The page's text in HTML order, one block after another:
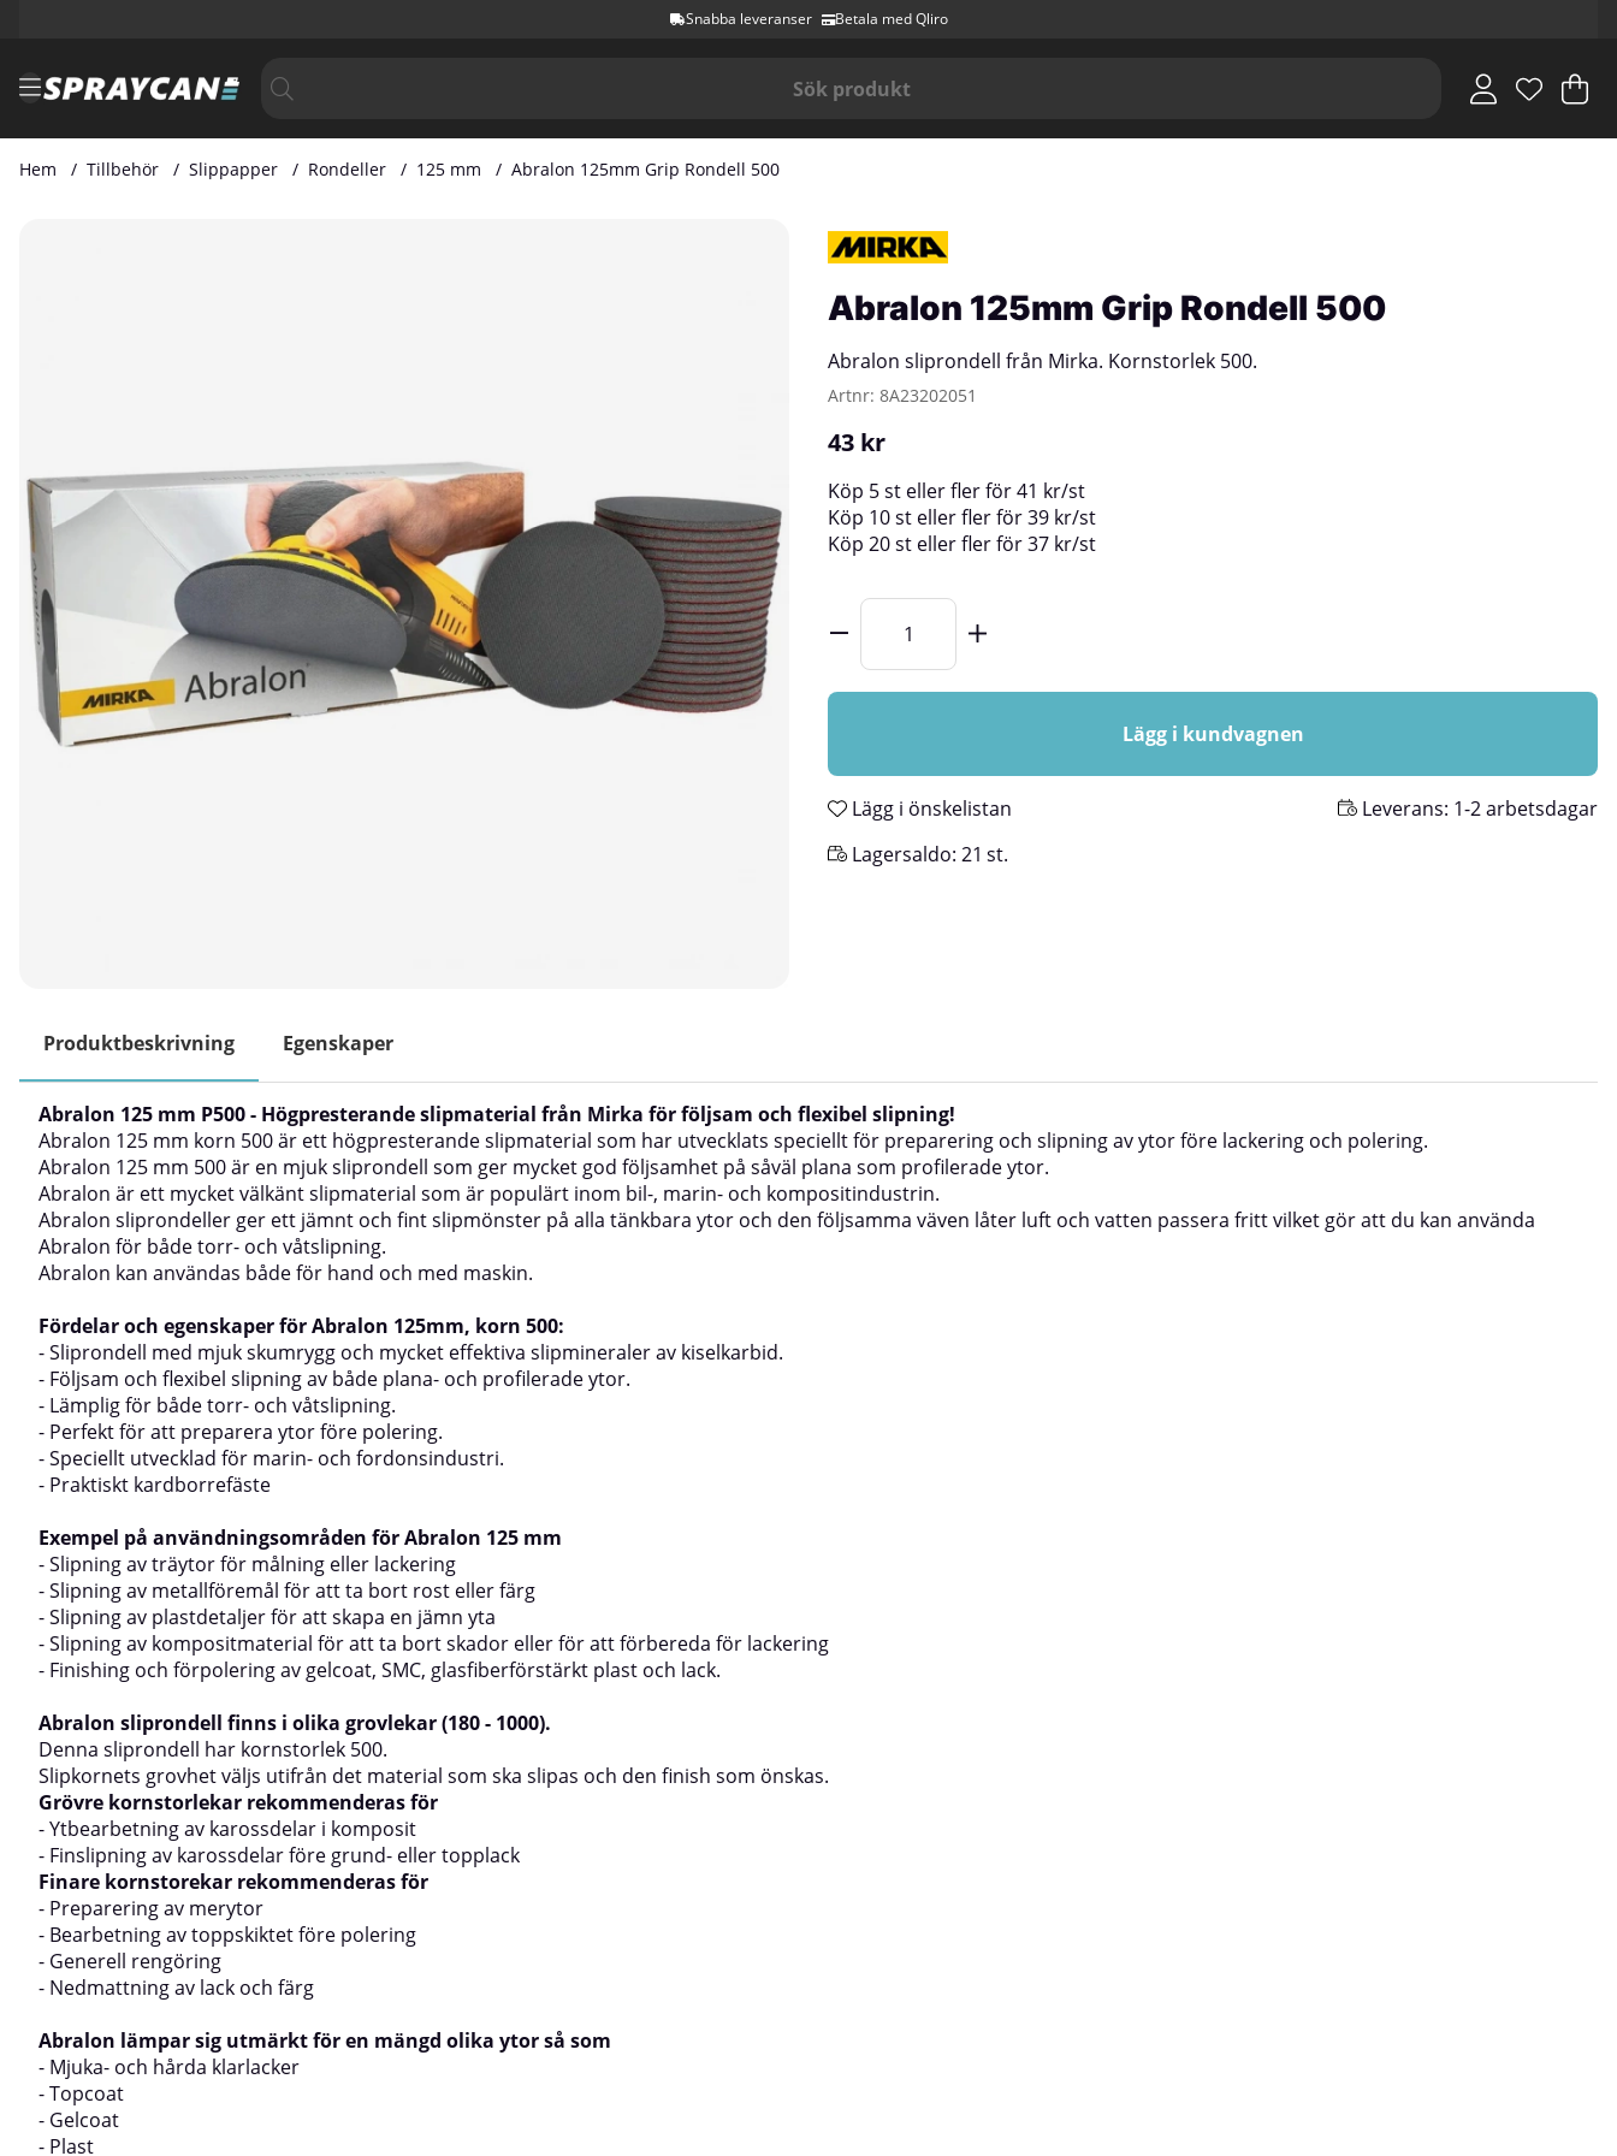
Snabba leveranser Betala med Qliro
.
Hem Tillbehör Slippapper Rondeller 125 mm Abralon 125mm Grip Rondell 500
Abralon 125mm Grip Rondell 500
Abralon sliprondell från Mirka. Kornstorlek 500.
Artnr: 8A23202051
43 kr
Köp 5 st eller fler för41 kr/st
Köp 10 st eller fler för39 kr/st
Köp 20 st eller fler för37 kr/st
Lägg i kundvagnen
Lägg i önskelistan Leverans: 1-2 arbetsdagar
Lagersaldo: 21 st.
Produktbeskrivning Egenskaper
Abralon 125 mm P500 - Högpresterande slipmaterial från Mirka för följsam och flexibel slipning!
Abralon 125 mm korn 500 är ett högpresterande slipmaterial som har utvecklats speciellt för preparering och slipning av ytor före lackering och polering.
Abralon 125 mm 500 är en mjuk sliprondell som ger mycket god följsamhet på såväl plana som profilerade ytor.
Abralon är ett mycket välkänt slipmaterial som är populärt inom bil-, marin- och kompositindustrin.
Abralon sliprondeller ger ett jämnt och fint slipmönster på alla tänkbara ytor och den följsamma väven låter luft och vatten passera fritt vilket gör att du kan använda
Abralon för både torr- och våtslipning.
Abralon kan användas både för hand och med maskin.
Fördelar och egenskaper för Abralon 125mm, korn 500:
- Sliprondell med mjuk skumrygg och mycket effektiva slipmineraler av kiselkarbid.
- Följsam och flexibel slipning av både plana- och profilerade ytor.
- Lämplig för både torr- och våtslipning.
- Perfekt för att preparera ytor före polering.
- Speciellt utvecklad för marin- och fordonsindustri.
- Praktiskt kardborrefäste
Exempel på användningsområden för Abralon 125 mm
- Slipning av träytor för målning eller lackering
- Slipning av metallföremål för att ta bort rost eller färg
- Slipning av plastdetaljer för att skapa en jämn yta
- Slipning av kompositmaterial för att ta bort skador eller för att förbereda för lackering
- Finishing och förpolering av gelcoat, SMC, glasfiberförstärkt plast och lack.
Abralon sliprondell finns i olika grovlekar (180 - 1000).
Denna sliprondell har kornstorlek 500.
Slipkornets grovhet väljs utifrån det material som ska slipas och den finish som önskas.
Grövre kornstorlekar rekommenderas för
- Ytbearbetning av karossdelar i komposit
- Finslipning av karossdelar före grund- eller topplack
Finare kornstorekar rekommenderas för
- Preparering av merytor
- Bearbetning av toppskiktet före polering
- Generell rengöring
- Nedmattning av lack och färg
Abralon lämpar sig utmärkt för en mängd olika ytor så som
- Mjuka- och hårda klarlacker
- Topcoat
- Gelcoat
- Plast